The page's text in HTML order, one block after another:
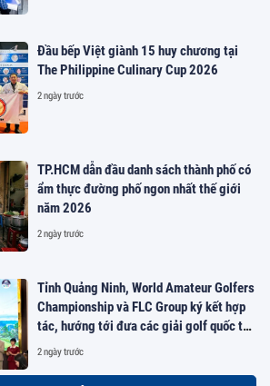
Đầu bếp Việt giành 15 huy chương tại
The Philippine Culinary Cup 2026
2 ngày trước
TP.HCM dẫn đầu danh sách thành phố có
ẩm thực đường phố ngon nhất thế giới
năm 2026
2 ngày trước
Tỉnh Quảng Ninh, World Amateur Golfers
Championship và FLC Group ký kết hợp
tác, hướng tới đưa các giải golf quốc tế
đến Việt Nam
2 ngày trước